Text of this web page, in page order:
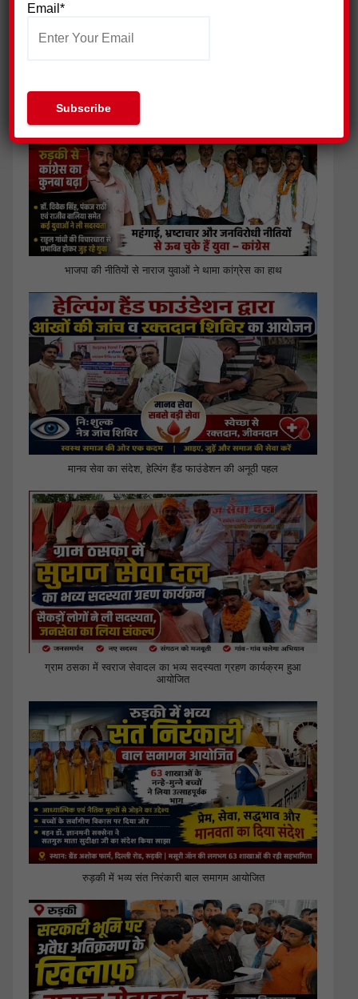
भाजपा की नीतियों से नाराज युवाओं ने थामा कांग्रेस का हाथ
मानव सेवा का संदेश, हेल्पिंग हैंड फाउंडेशन की अनूठी पहल
ग्राम ठसका में स्वराज सेवादल का भव्य सदस्यता ग्रहण कार्यक्रम हुआ
आयोजित
रुड़की में भव्य संत निरंकारी बाल समागम आयोजित
Email*